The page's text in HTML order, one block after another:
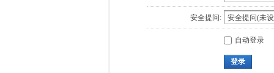
安全提问:
自动登录
登录